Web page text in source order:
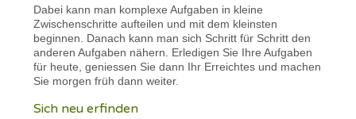
Dabei kann man komplexe Aufgaben in kleine
Zwischenschritte aufteilen und mit dem kleinsten
beginnen. Danach kann man sich Schritt für Schritt den
anderen Aufgaben nähern. Erledigen Sie Ihre Aufgaben
für heute, geniessen Sie dann Ihr Erreichtes und machen
Sie morgen früh dann weiter.
Sich neu erfinden